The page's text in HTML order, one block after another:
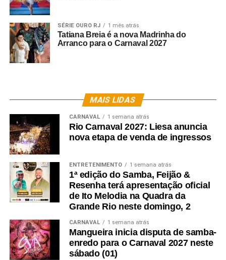
SÉRIE OURO RJ 1 mês atrás
Tatiana Breia é a nova Madrinha do
Arranco para o Carnaval 2027
MAIS LIDAS
CARNAVAL 1 semana atrás
Rio Carnaval 2027: Liesa anuncia
nova etapa de venda de ingressos
ENTRETENIMENTO 1 semana atrás
1ª edição do Samba, Feijão &
Resenha terá apresentação oficial
de Ito Melodia na Quadra da
Grande Rio neste domingo, 2
CARNAVAL 1 semana atrás
Mangueira inicia disputa de samba-
enredo para o Carnaval 2027 neste
sábado (01)